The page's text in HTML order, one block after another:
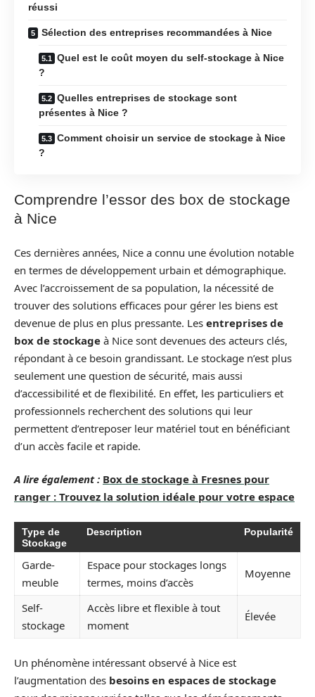
réussi
Sélection des entreprises recommandées à Nice
Quel est le coût moyen du self-stockage à Nice
?
Quelles entreprises de stockage sont
présentes à Nice ?
Comment choisir un service de stockage à Nice
?
Comprendre l’essor des box de stockage
à Nice
Ces dernières années, Nice a connu une évolution notable
en termes de développement urbain et démographique.
Avec l’accroissement de sa population, la nécessité de
trouver des solutions efficaces pour gérer les biens est
devenue de plus en plus pressante. Les entreprises de
box de stockage à Nice sont devenues des acteurs clés,
répondant à ce besoin grandissant. Le stockage n’est plus
seulement une question de sécurité, mais aussi
d’accessibilité et de flexibilité. En effet, les particuliers et
professionnels recherchent des solutions qui leur
permettent d’entreposer leur matériel tout en bénéficiant
d’un accès facile et rapide.
A lire également : Box de stockage à Fresnes pour
ranger : Trouvez la solution idéale pour votre espace
Type de
Stockage
Description Popularité
Garde-
meuble
Espace pour stockages longs
termes, moins d’accès
Moyenne
Self-
stockage
Accès libre et flexible à tout
moment
Élevée
Un phénomène intéressant observé à Nice est
l’augmentation des besoins en espaces de stockage